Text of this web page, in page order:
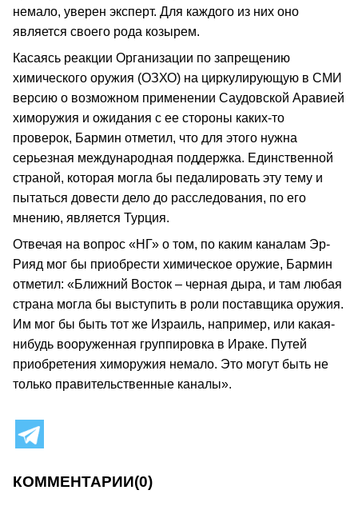
немало, уверен эксперт. Для каждого из них оно
является своего рода козырем.
Касаясь реакции Организации по запрещению
химического оружия (ОЗХО) на циркулирующую в СМИ
версию о возможном применении Саудовской Аравией
химоружия и ожидания с ее стороны каких-то
проверок, Бармин отметил, что для этого нужна
серьезная международная поддержка. Единственной
страной, которая могла бы педалировать эту тему и
пытаться довести дело до расследования, по его
мнению, является Турция.
Отвечая на вопрос «НГ» о том, по каким каналам Эр-
Рияд мог бы приобрести химическое оружие, Бармин
отметил: «Ближний Восток – черная дыра, и там любая
страна могла бы выступить в роли поставщика оружия.
Им мог бы быть тот же Израиль, например, или какая-
нибудь вооруженная группировка в Ираке. Путей
приобретения химоружия немало. Это могут быть не
только правительственные каналы».
КОММЕНТАРИИ(0)